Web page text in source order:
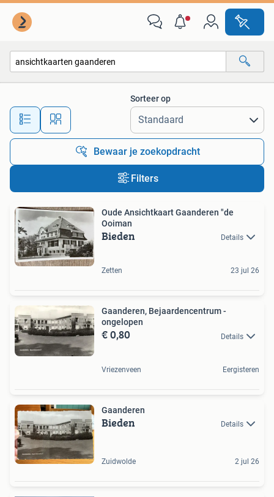
Alle afstanden…
Sorteer op
Bewaar je zoekopdracht
Filters
Oude Ansichtkaart Gaanderen "de
Ooiman
Bieden Details
Zetten 23 jul 26
Gaanderen, Bejaardencentrum -
ongelopen
€ 0,80 Details
Vriezenveen Eergisteren
Gaanderen
Bieden Details
Zuidwolde 2 jul 26